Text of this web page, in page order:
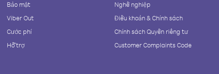
Bảo mật
Viber Out
Cước phí
Hỗ trợ
Nghề nghiệp
Điều khoản & Chính sách
Chính sách Quyền riêng tư
Customer Complaints Code